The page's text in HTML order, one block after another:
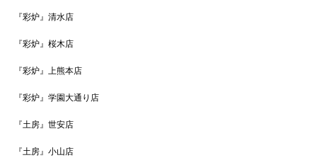
『彩炉』清水店
『彩炉』桜木店
『彩炉』上熊本店
『彩炉』学園大通り店
『土房』世安店
『土房』小山店